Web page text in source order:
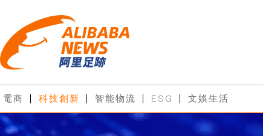
電商 科技創新 智能物流 ESG 文娛生活